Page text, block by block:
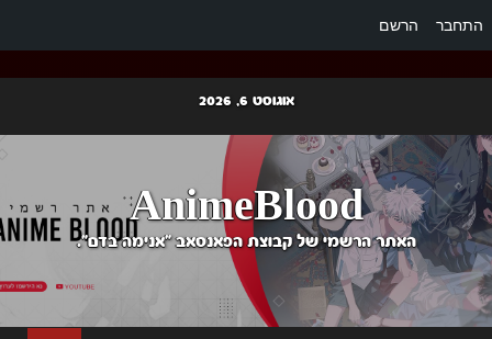
התחבר הרשם
content
אוגוסט 6, 2026
AnimeBlood
האתר הרשמי של קבוצת הפאנסאב "אנימה בדם".